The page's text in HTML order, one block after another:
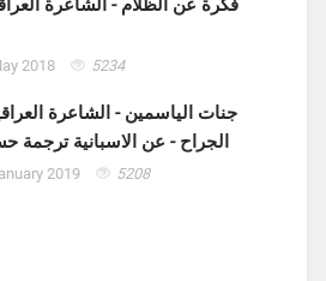
فكرة عن الظلام - الشاعرة
2018 5234
جنات الياسمين - الشاعرة
الجراح - عن الاسبانية ترجمة
2019 5208